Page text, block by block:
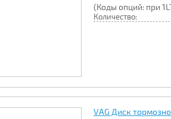
(Коды опций: при
Количество:
VAG Диск